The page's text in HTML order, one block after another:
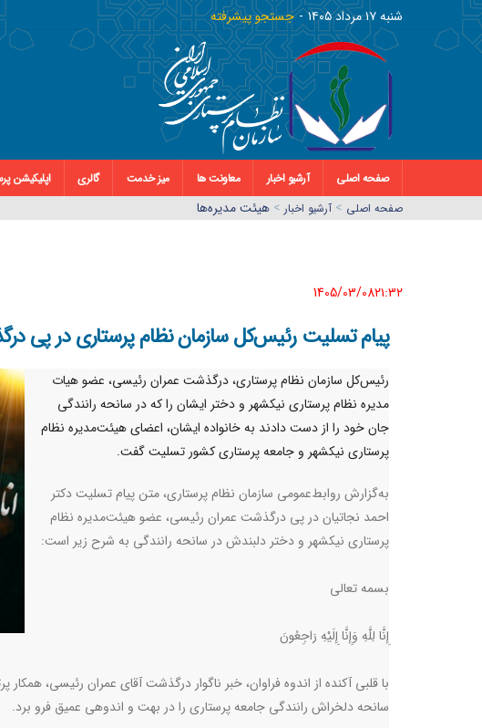
شنبه ١٧ مرداد ١٤٠٥ جستجو پیشرفته
صفحه اصلی آرشیو اخبار معاونت ها میز خدمت گالری اپلیکیشن
صفحه اصلي > آرشیو اخبار > هیئت مدیره‌ها
1405/03/08٢١:٣٢
پیام تسلیت رئیس‌کل سازمان نظام پرستاری در پی
رئیس‌کل سازمان نظام پرستاری، درگذشت عمران رئیسی، عضو هیات
مدیره نظام پرستاری نیکشهر و دختر ایشان را که در سانحه رانندگی
جان خود را از دست دادند به خانواده ایشان، اعضای هیئت‌مدیره‌ نظام
پرستاری نیکشهر و جامعه پرستاری کشور تسلیت گفت.
به‌گزارش روابط‌عمومی سازمان نظام پرستاری، متن پیام تسلیت دکتر
احمد نجاتیان در پی درگذشت عمران رئیسی، عضو هیئت‌مدیره نظام
پرستاری نیکشهر و دختر دلبندش در سانحه رانندگی به شرح زیر است:
بسمه تعالی
إِنَّا لِلَّهِ وَإِنَّا إِلَیْهِ رَاجِعُونَ
با قلبی آکنده از اندوه فراوان، خبر ناگوار درگذشت آقای عمران رئیسی،
سانحه دلخراش رانندگی جامعه پرستاری را در بهت و اندوهی عمیق فرو برد.